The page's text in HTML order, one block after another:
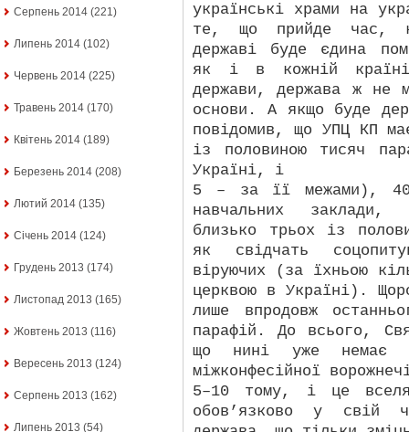
Серпень 2014 (221)
Липень 2014 (102)
Червень 2014 (225)
Травень 2014 (170)
Квітень 2014 (189)
Березень 2014 (208)
Лютий 2014 (135)
Січень 2014 (124)
Грудень 2013 (174)
Листопад 2013 (165)
Жовтень 2013 (116)
Вересень 2013 (124)
Серпень 2013 (162)
Липень 2013 (54)
українські храми на
те, що прийде час,
державі буде єдина
як і в кожній
держави, держава ж не
основи. А якщо буде
повідомив, що УПЦ КП
із половиною тисяч
Україні, і
5 – за її межами), 40
навчальних
близько трьох із
як свідчать
віруючих (за їхньою
церквою в Україні).
лише впродовж
парафій. До всього,
що нині уже немає
міжконфесійної
5–10 тому, і це
обов’язково у свій